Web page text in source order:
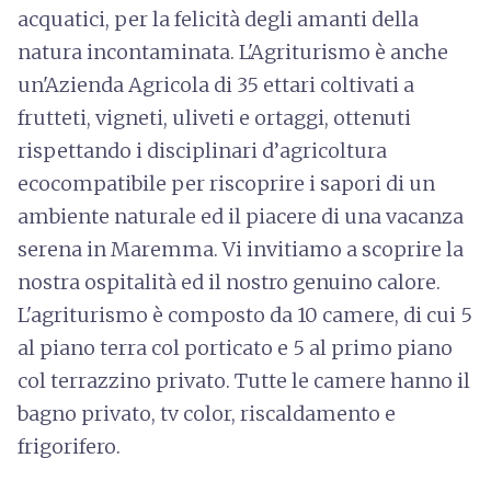
acquatici, per la felicità degli amanti della
natura incontaminata. L'Agriturismo è anche
un'Azienda Agricola di 35 ettari coltivati a
frutteti, vigneti, uliveti e ortaggi, ottenuti
rispettando i disciplinari d’agricoltura
ecocompatibile per riscoprire i sapori di un
ambiente naturale ed il piacere di una vacanza
serena in Maremma. Vi invitiamo a scoprire la
nostra ospitalità ed il nostro genuino calore.
L'agriturismo è composto da 10 camere, di cui 5
al piano terra col porticato e 5 al primo piano
col terrazzino privato. Tutte le camere hanno il
bagno privato, tv color, riscaldamento e
frigorifero.